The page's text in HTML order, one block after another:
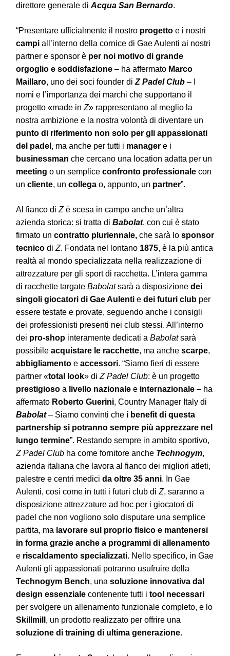
direttore generale di Acqua San Bernardo.
“Presentare ufficialmente il nostro progetto e i nostri
campi all’interno della cornice di Gae Aulenti ai nostri
partner e sponsor è per noi motivo di grande
orgoglio e soddisfazione – ha affermato Marco
Maillaro, uno dei soci founder di Z Padel Club – I
nomi e l’importanza dei marchi che supportano il
progetto «made in Z» rappresentano al meglio la
nostra ambizione e la nostra volontà di diventare un
punto di riferimento non solo per gli appassionati
del padel , ma anche per tutti i manager e i
businessman che cercano una location adatta per un
meeting o un semplice confronto professionale con
un cliente, un collega o, appunto, un partner”.
Al fianco di Zè scesa in campo anche un’altra
azienda storica: si tratta di Babolat, con cui è stato
firmato un contratto pluriennale, che sarà lo sponsor
tecnico di Z. Fondata nel lontano 1875, è la più antica
realtà al mondo specializzata nella realizzazione di
attrezzature per gli sport di racchetta. L’intera gamma
di racchette targate Babolatsarà a disposizione dei
singoli giocatori di Gae Aulenti e dei futuri club per
essere testate e provate, seguendo anche i consigli
dei professionisti presenti nei club stessi. All’interno
dei pro-shop interamente dedicati a Babolatsarà
possibile acquistare le racchette, ma anche scarpe,
abbigliamento e accessori. “Siamo fieri di essere
partner «total look» di Z Padel Club: è un progetto
prestigioso a livello nazionale e internazionale – ha
affermato Roberto Guerini, Country Manager Italy di
Babolat– Siamo convinti che i benefit di questa
partnership si potranno sempre più apprezzare nel
lungo termine”. Restando sempre in ambito sportivo,
Z Padel Club ha come fornitore anche Technogym,
azienda italiana che lavora al fianco dei migliori atleti,
palestre e centri medici da oltre 35 anni. In Gae
Aulenti, così come in tutti i futuri club di Z, saranno a
disposizione attrezzature ad hoc per i giocatori di
padel che non vogliono solo disputare una semplice
partita, ma lavorare sul proprio fisico e mantenersi
in forma grazie anche a programmi di allenamento
e riscaldamento specializzati. Nello specifico, in Gae
Aulenti gli appassionati potranno usufruire della
Technogym Bench, una soluzione innovativa dal
design essenziale contenente tutti i tool necessari
per svolgere un allenamento funzionale completo, e lo
Skillmill , un prodotto realizzato per offrire una
soluzione di training di ultima generazione.